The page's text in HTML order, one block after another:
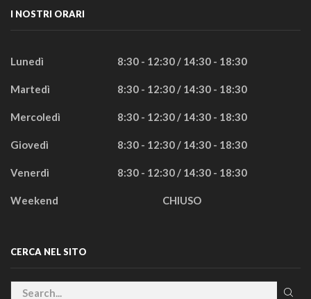
I NOSTRI ORARI
Lunedì 8:30 - 12:30 / 14:30 - 18:30
Martedì 8:30 - 12:30 / 14:30 - 18:30
Mercoledì 8:30 - 12:30 / 14:30 - 18:30
Giovedì 8:30 - 12:30 / 14:30 - 18:30
Venerdì 8:30 - 12:30 / 14:30 - 18:30
Weekend CHIUSO
CERCA NEL SITO